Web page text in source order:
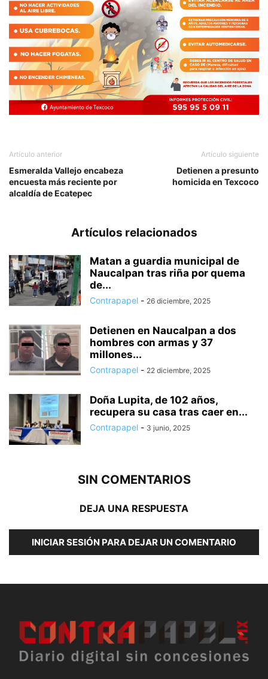
Artículo anterior
Esmeralda Vallejo encabeza
encuesta más reciente por
alcaldía de Ecatepec
Artículo siguiente
Detienen a presunto
homicida en Texcoco
Artículos relacionados
Matan a guardia municipal de
Naucalpan tras riña por quema
de...
Contrapapel - 26 diciembre, 2025
Detienen en Naucalpan a dos
hombres con armas y 37
millones...
Contrapapel - 22 diciembre, 2025
Doña Lupita, de 102 años,
recupera su casa tras caer en...
Contrapapel - 3 junio, 2025
SIN COMENTARIOS
DEJA UNA RESPUESTA
INICIAR SESIÓN PARA DEJAR UN COMENTARIO